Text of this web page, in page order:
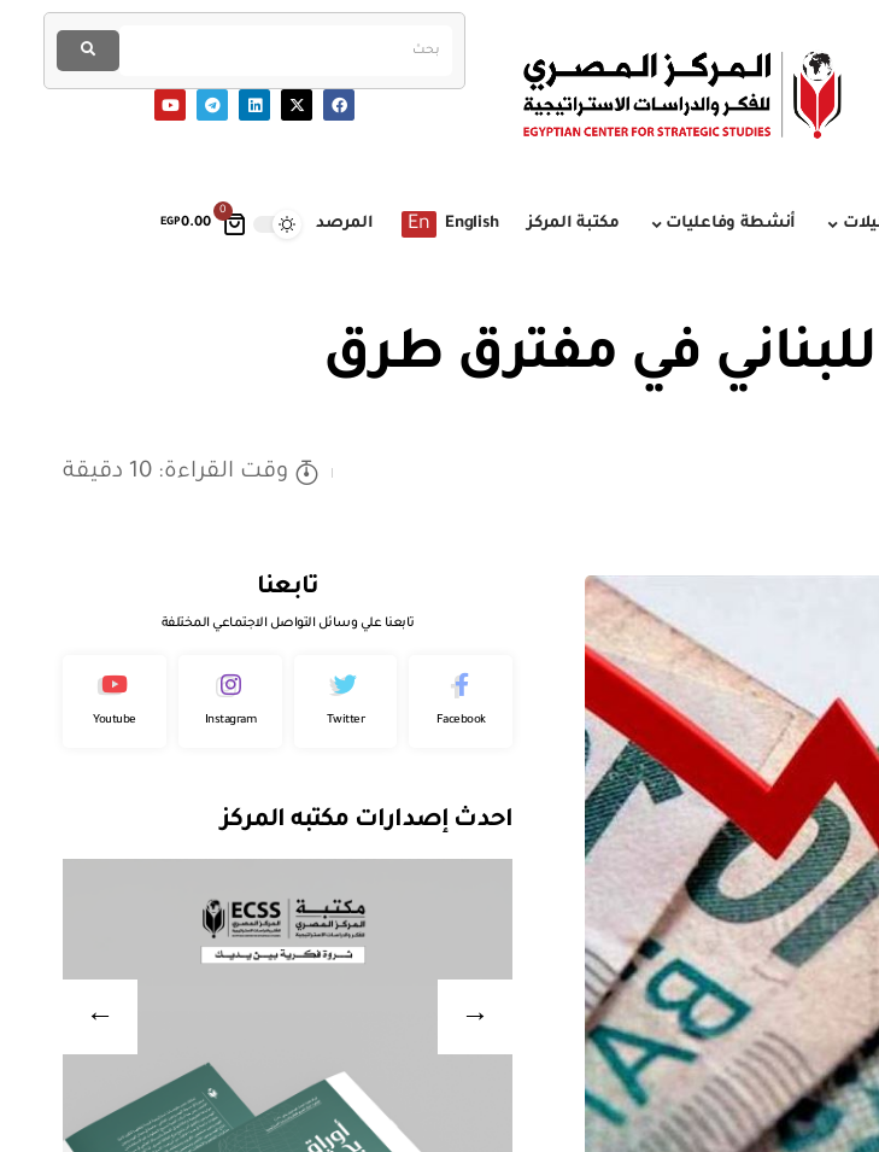
0
EGP0.00 أنشطة وفاعليات مكتبة المركز English
En المرصد
في مفترق طرق
وقت القراءة: 10 دقيقة
تابعنا
تابعنا علي وسائل التواصل الاجتماعي المختلفة
Facebook
Twitter
Instagram
Youtube
احدث إصدارات مكتبه المركز